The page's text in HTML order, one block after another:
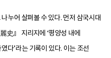
누어 살펴볼 수 있다. 먼저 삼국시대
史』 지리지에 ‘평양성 내에
다’라는 기록이 있다. 이는 조선